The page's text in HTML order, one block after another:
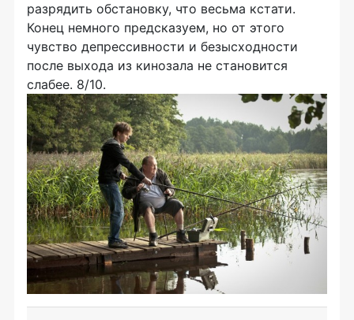
разрядить обстановку, что весьма кстати.
Конец немного предсказуем, но от этого
чувство депрессивности и безысходности
после выхода из кинозала не становится
слабее. 8/10.